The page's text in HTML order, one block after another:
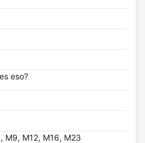
eso?
M9, M12, M16, M23